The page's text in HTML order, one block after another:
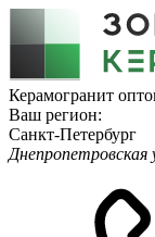
Керамогранит
Ваш регион:
Санкт-Петербург